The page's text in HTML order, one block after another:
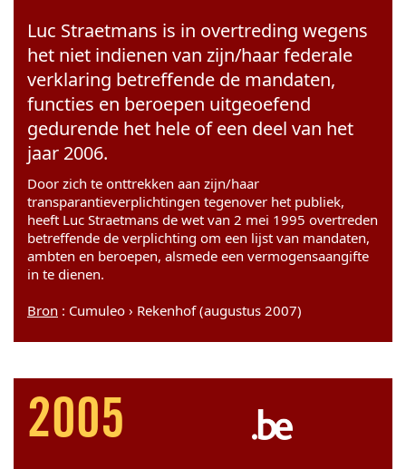
Luc Straetmans is in overtreding wegens
het niet indienen van zijn/haar federale
verklaring betreffende de mandaten,
functies en beroepen uitgeoefend
gedurende het hele of een deel van het
jaar 2006.
Door zich te onttrekken aan zijn/haar
transparantieverplichtingen tegenover het publiek,
heeft Luc Straetmans de wet van 2 mei 1995 overtreden
betreffende de verplichting om een lijst van mandaten,
ambten en beroepen, alsmede een vermogensaangifte
in te dienen.
Bron : Cumuleo › Rekenhof (augustus 2007)
2005